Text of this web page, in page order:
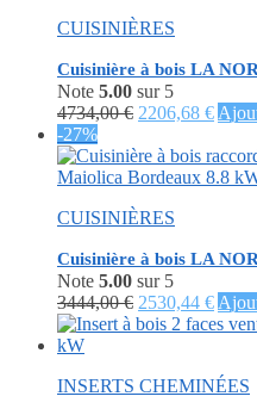
CUISINIÈRES
Cuisinière à bois LA
Note 5.00 sur 5
4734,00€ Le
initial
était :
2206,68 €Le
actuel
est :
-27%
CUISINIÈRES
Cuisinière à bois LA
Note 5.00 sur 5
3444,00€ Le
prix
3444,00 €.
2530,44 €Le
prix
INSERTS CHEMINÉES